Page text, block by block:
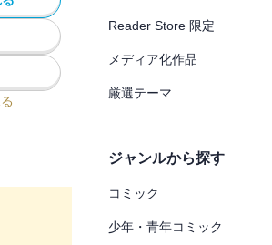
Reader Store 限定
メディア化作品
厳選テーマ
ジャンルから探す
コミック
少年・青年コミック